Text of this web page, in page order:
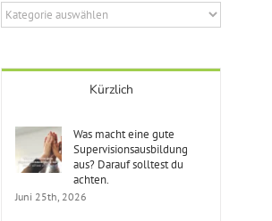
Themenbereiche
Kürzlich
Was macht eine gute
Supervisionsausbildung
aus? Darauf solltest du
achten.
Juni 25th, 2026